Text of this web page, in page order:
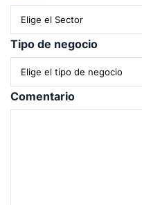
Tipo de negocio
Comentario